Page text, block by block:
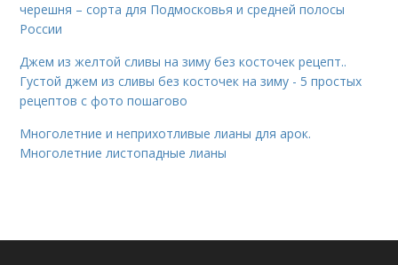
черешня – сорта для Подмосковья и средней полосы
России
Джем из желтой сливы на зиму без косточек рецепт..
Густой джем из сливы без косточек на зиму - 5 простых
рецептов с фото пошагово
Многолетние и неприхотливые лианы для арок.
Многолетние листопадные лианы